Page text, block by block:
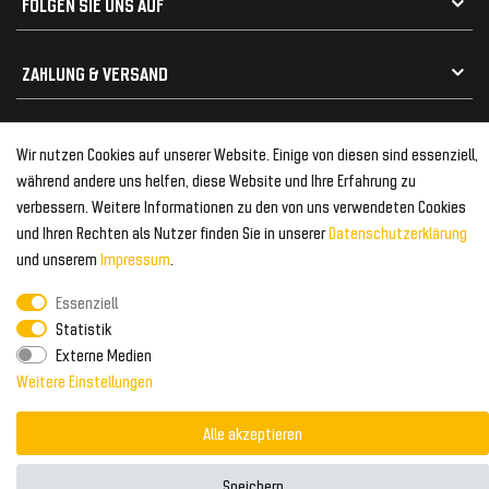
Wir nutzen Cookies auf unserer Website. Einige von diesen sind essenziell,
während andere uns helfen, diese Website und Ihre Erfahrung zu
verbessern. Weitere Informationen zu den von uns verwendeten Cookies
und Ihren Rechten als Nutzer finden Sie in unsererDaten­schutz­erklärung
und unserem Impressum.
Essenziell
Statistik
Externe Medien
Weitere Einstellungen
Alle akzeptieren
Kühlergrill
Rückleuchten
ZAHLUNG & VERSAND
Zahlungsanbieter
Versand & Zahlung
WELTWEITER VERSAND
© 2026 Tuning Fanatics Powered by